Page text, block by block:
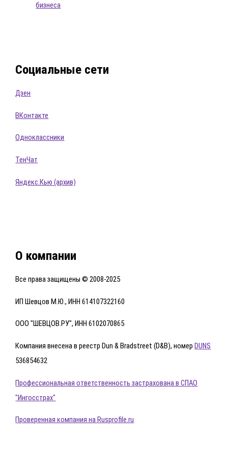
бизнеса
Социальные сети
Дзен
ВКонтакте
Одноклассники
ТенЧат
Яндекс.Кью (архив)
О компании
Все права защищены © 2008-2025
ИП Шевцов М.Ю., ИНН 614107322160
ООО "ШЕВЦОВ.РУ", ИНН 6102070865
Компания внесена в реестр Dun & Bradstreet (D&B), номерDUNS
536854632
Профессиональная ответственность застрахована в СПАО
"Ингосстрах"
Проверенная компания на Rusprofile.ru